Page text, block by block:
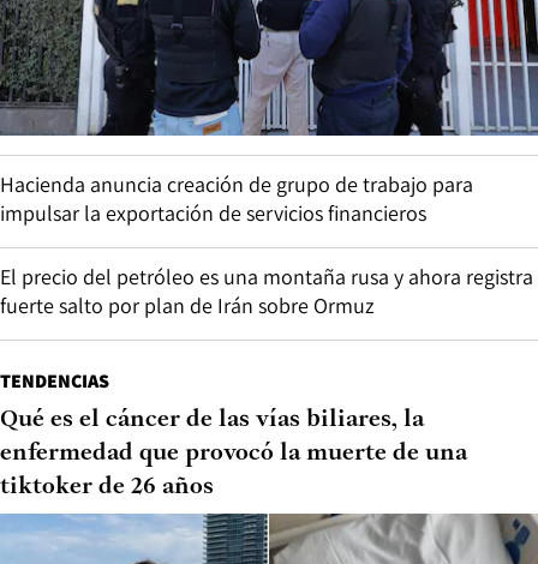
Hacienda anuncia creación de grupo de trabajo para
impulsar la exportación de servicios financieros
El precio del petróleo es una montaña rusa y ahora registra
fuerte salto por plan de Irán sobre Ormuz
TENDENCIAS
Qué es el cáncer de las vías biliares, la
enfermedad que provocó la muerte de una
tiktoker de 26 años